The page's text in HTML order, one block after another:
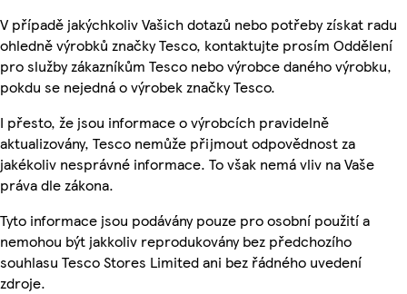
V případě jakýchkoliv Vašich dotazů nebo potřeby získat radu
ohledně výrobků značky Tesco, kontaktujte prosím Oddělení
pro služby zákazníkům Tesco nebo výrobce daného výrobku,
pokdu se nejedná o výrobek značky Tesco.
I přesto, že jsou informace o výrobcích pravidelně
aktualizovány, Tesco nemůže přijmout odpovědnost za
jakékoliv nesprávné informace. To však nemá vliv na Vaše
práva dle zákona.
Tyto informace jsou podávány pouze pro osobní použití a
nemohou být jakkoliv reprodukovány bez předchozího
souhlasu Tesco Stores Limited ani bez řádného uvedení
zdroje.